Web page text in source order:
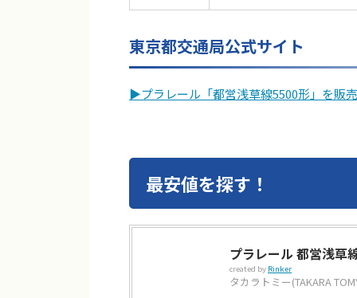
東京都交通局公式サイト
︎▶︎プラレール「都営浅草線5500形」を販
最安値を探す！
プラレール 都営浅草
created by Rinker
タカラトミー(TAKARA